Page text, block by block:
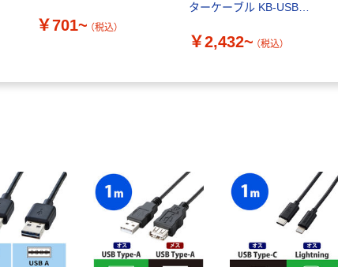
￥701~ （税込）
ターケーブル KB-USB-
￥2,432~ （税込）